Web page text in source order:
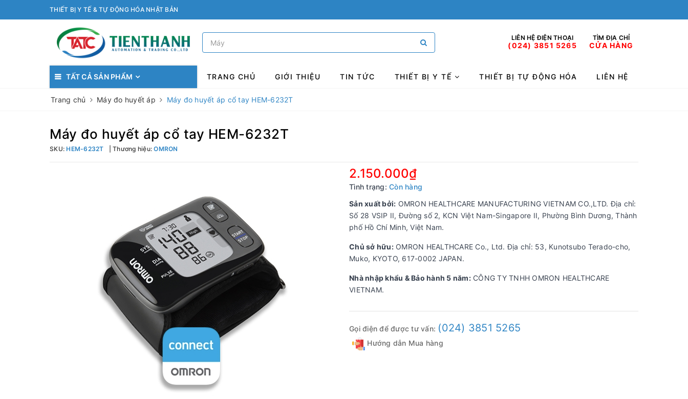
THIẾT BỊ Y TẾ & TỰ ĐỘNG HÓA NHẬT BẢN
LIÊN HỆ ĐIỆN THOẠI
(024) 3851 5265
TÌM ĐỊA CHỈ
CỬA HÀNG
TẤT CẢ SẢN PHẨM TRANG CHỦ GIỚI THIỆU TIN TỨC THIẾT BỊ Y TẾ THIẾT BỊ TỰ ĐỘNG HÓA LIÊN HỆ
Trang chủ Máy đo huyết áp Máy đo huyết áp cổ tay HEM-6232T
Máy đo huyết áp cổ tay HEM-6232T
SKU:HEM-6232T Thương hiệu:OMRON
2.150.000₫
Tình trạng: Còn hàng
Sản xuất bởi: OMRON HEALTHCARE MANUFACTURING VIETNAM CO.,LTD. Địa chỉ:
Số 28 VSIP II, Đường số 2, KCN Việt Nam-Singapore II, Phường Bình Dương, Thành
phố Hồ Chí Minh, Việt Nam.
Chủ sở hữu:OMRON HEALTHCARE Co., Ltd. Địa chỉ: 53, Kunotsubo Terado-cho,
Muko, KYOTO, 617-0002 JAPAN.
Nhà nhập khẩu & Bảo hành 5 năm:CÔNG TY TNHH OMRON HEALTHCARE
VIETNAM.
Gọi điện để được tư vấn: (024) 3851 5265
Hướng dẫn Mua hàng